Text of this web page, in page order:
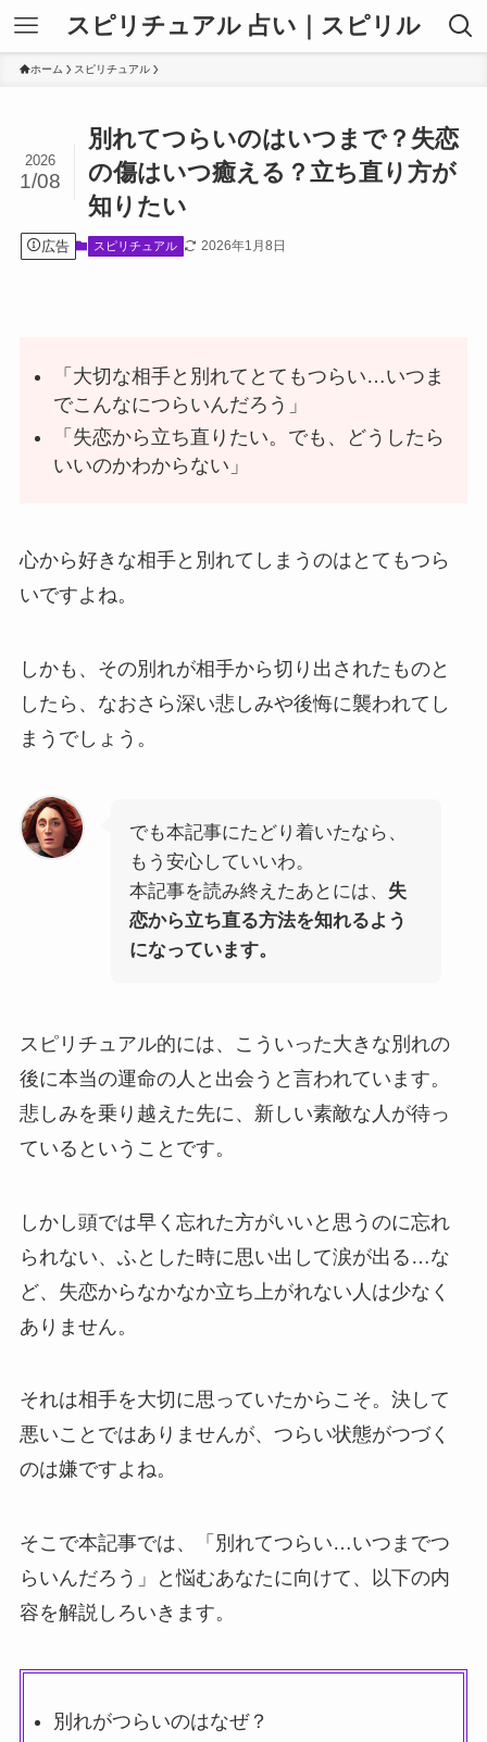
スピリチュアル 占い｜スピリル
ホーム スピリチュアル
別れてつらいのはいつまで？失恋
の傷はいつ癒える？立ち直り方が
知りたい
2026
1/08
広告 スピリチュアル 2026年1月8日
「大切な相手と別れてとてもつらい…いつま
でこんなにつらいんだろう」
「失恋から立ち直りたい。でも、どうしたら
いいのかわからない」
心から好きな相手と別れてしまうのはとてもつら
いですよね。
しかも、その別れが相手から切り出されたものと
したら、なおさら深い悲しみや後悔に襲われてし
まうでしょう。
でも本記事にたどり着いたなら、
もう安心していいわ。
本記事を読み終えたあとには、 失
恋から立ち直る方法を知れるよう
になっています。
スピリチュアル的には、こういった大きな別れの
後に本当の運命の人と出会うと言われています。
悲しみを乗り越えた先に、新しい素敵な人が待っ
ているということです。
しかし頭では早く忘れた方がいいと思うのに忘れ
られない、ふとした時に思い出して涙が出る…な
ど、失恋からなかなか立ち上がれない人は少なく
ありません。
それは相手を大切に思っていたからこそ。決して
悪いことではありませんが、つらい状態がつづく
のは嫌ですよね。
そこで本記事では、「別れてつらい…いつまでつ
らいんだろう」と悩むあなたに向けて、以下の内
容を解説しろいきます。
別れがつらいのはなぜ？